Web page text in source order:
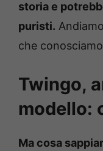
storia e
puristi.
che
Twingo,
modello:
Ma cosa